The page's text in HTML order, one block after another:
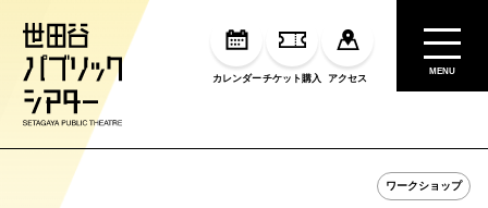
カレンダーチケット購入 アクセス
MENU
ワークショップ